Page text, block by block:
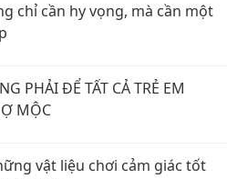
chỉ cần hy vọng, mà cần một
PHẢI ĐỂ TẤT CẢ TRẺ EM
MỘC
vật liệu chơi cảm giác tốt